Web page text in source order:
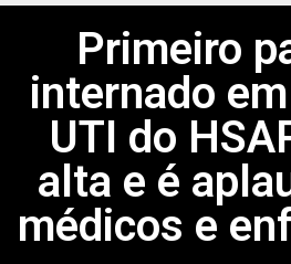
Primeiro
internado
UTI do
alta e é
médicos e